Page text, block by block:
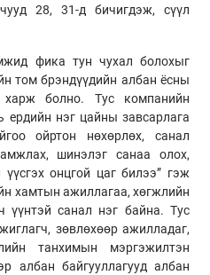
28, 31-д бичигдэж, сүүл
фика тун чухал болохыг
том брэндүүдийн албан ёсны
харж болно. Тус компанийн
ердийн нэг цайны завсарлага
ойртон нөхөрлөх, санал
шинэлэг санаа олох,
онцгой цаг билээ” гэж
хамтын ажиллагаа, хөгжлийн
үүнтэй санал нэг байна. Тус
зөвлөхөөр ажилладаг,
танхимын мэргэжилтэн
албан байгууллагууд албан